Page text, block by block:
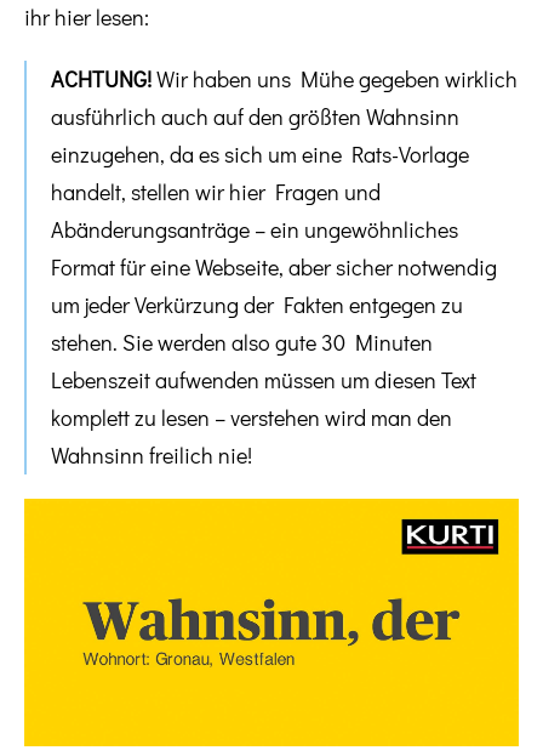
ihr hier lesen:
ACHTUNG!Wir haben uns Mühe gegeben wirklich
ausführlich auch auf den größten Wahnsinn
einzugehen, da es sich um eine Rats-Vorlage
handelt, stellen wir hier Fragen und
Abänderungsanträge – ein ungewöhnliches
Format für eine Webseite, aber sicher notwendig
um jeder Verkürzung der Fakten entgegen zu
stehen. Sie werden also gute 30 Minuten
Lebenszeit aufwenden müssen um diesen Text
komplett zu lesen – verstehen wird man den
Wahnsinn freilich nie!